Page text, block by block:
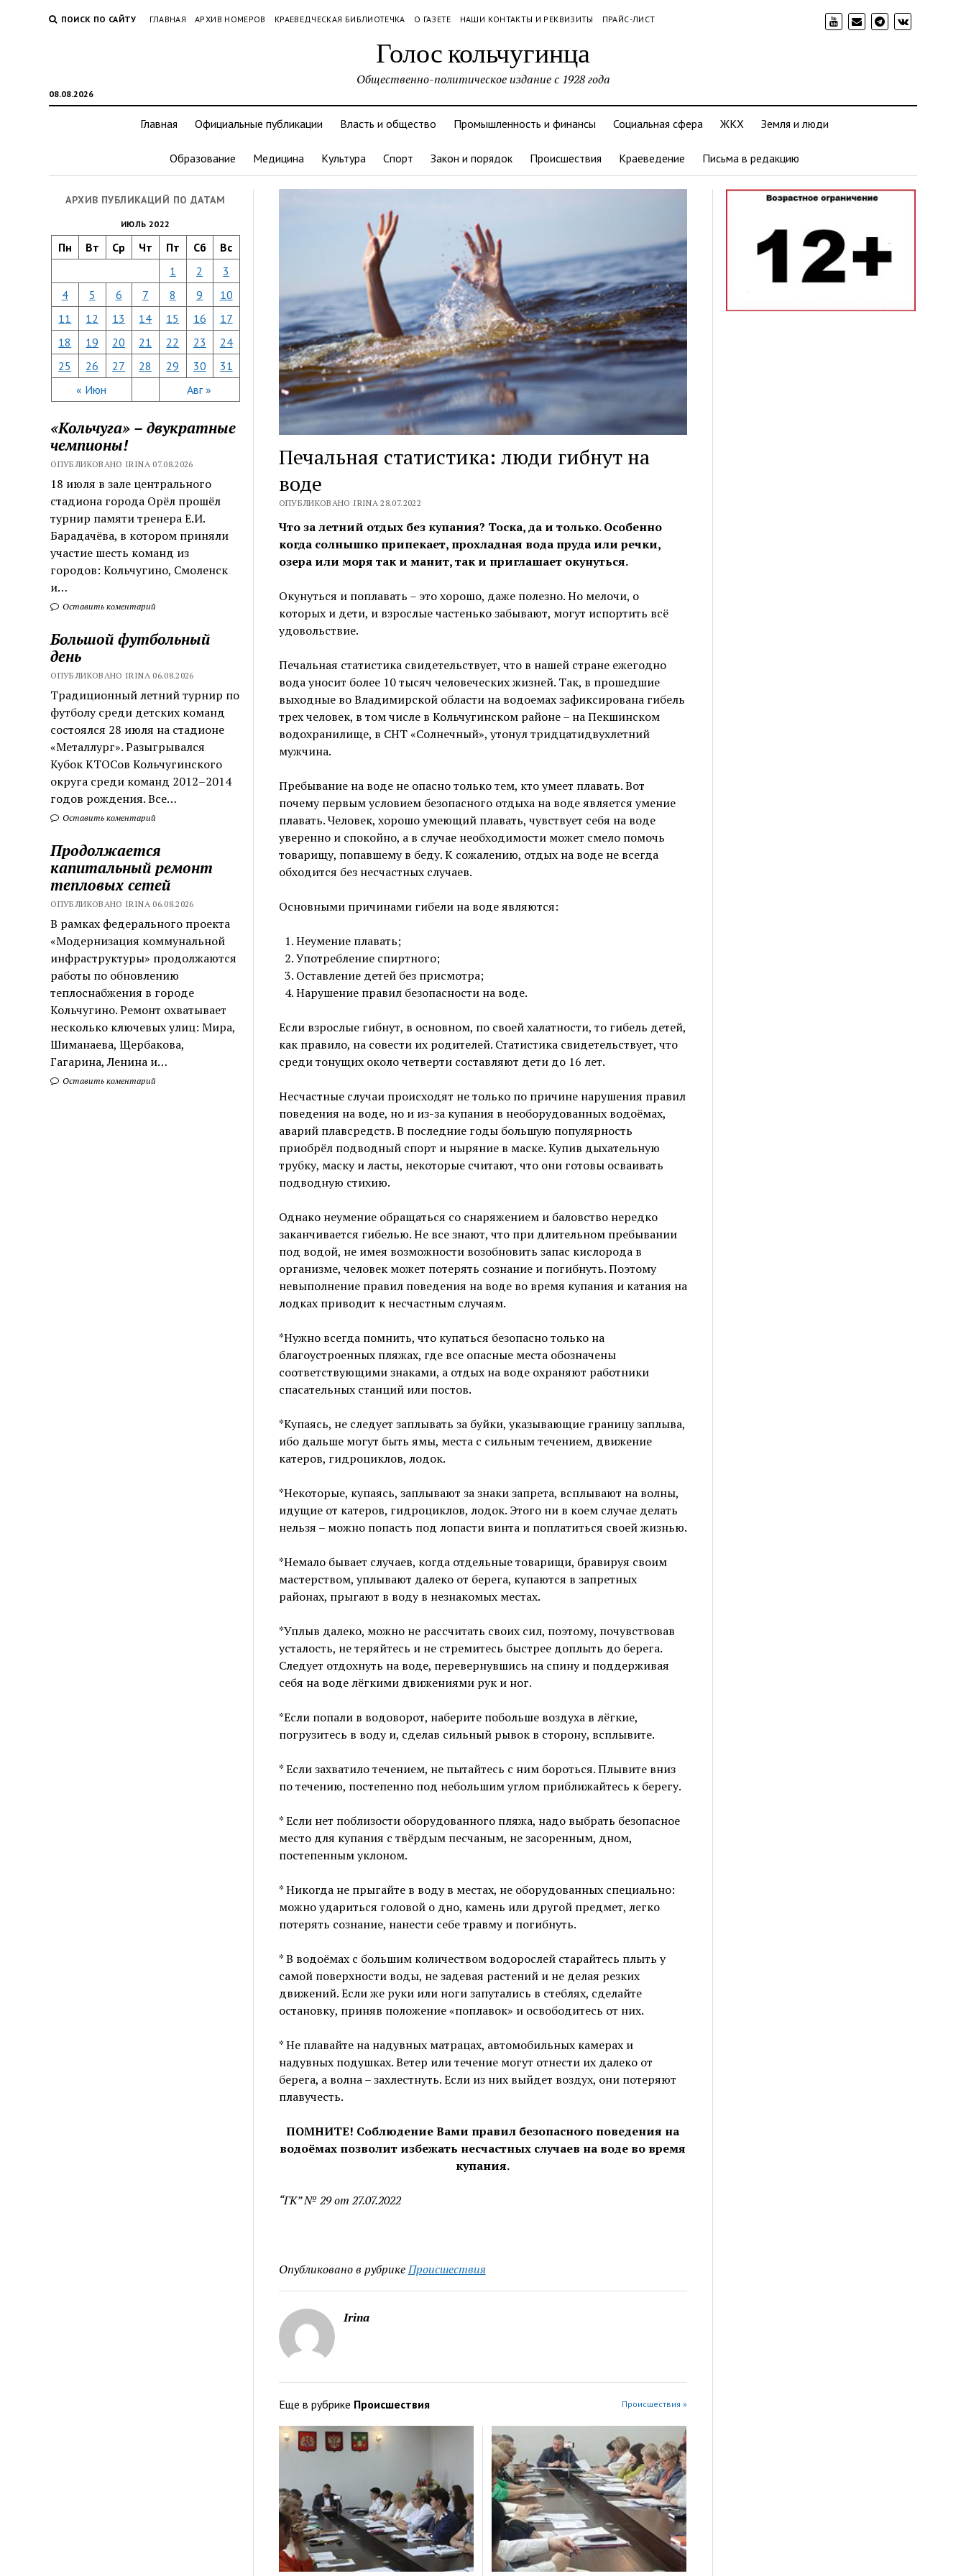
ПОИСК ПО САЙТУ ГЛАВНАЯ АРХИВ НОМЕРОВ КРАЕВЕДЧЕСКАЯ БИБЛИОТЕЧКА О ГАЗЕТЕ НАШИ КОНТАКТЫ И РЕКВИЗИТЫ ПРАЙС-ЛИСТ
Голос кольчугинца
08.08.2026
Общественно-политическое издание с 1928 года
Главная Официальные публикации Власть и общество Промышленность и финансы Социальная сфера ЖКХ Земля и люди
Образование Медицина Культура Спорт Закон и порядок Происшествия Краеведение Письма в редакцию
АРХИВ ПУБЛИКАЦИЙ ПО ДАТАМ
ИЮЛЬ 2022
Пн Вт Ср Чт Пт Сб Вс
« Июн Авг »
1 2
3
4
5 6 7 8 9
10
11
12 13 14 15 16
17
18
19 20 21 22 23
24
25
26 27 28 29 30 31
«Кольчуга» – двукратные
чемпионы!
ОПУБЛИКОВАНО IRINA 07.08.2026
18 июля в зале центрального
стадиона города Орёл прошёл
турнир памяти тренера Е.И.
Барадачёва, в котором приняли
участие шесть команд из
городов: Кольчугино, Смоленск
и…
Оставить коментарий
Большой футбольный
день
ОПУБЛИКОВАНО IRINA 06.08.2026
Традиционный летний турнир по
футболу среди детских команд
состоялся 28 июля на стадионе
«Металлург». Разыгрывался
Кубок КТОСов Кольчугинского
округа среди команд 2012–2014
годов рождения. Все…
Оставить коментарий
Продолжается
капитальный ремонт
тепловых сетей
ОПУБЛИКОВАНО IRINA 06.08.2026
В рамках федерального проекта
«Модернизация коммунальной
инфраструктуры» продолжаются
работы по обновлению
теплоснабжения в городе
Кольчугино. Ремонт охватывает
несколько ключевых улиц: Мира,
Шиманаева, Щербакова,
Гагарина, Ленина и…
Оставить коментарий
Печальная статистика: люди гибнут на
воде
ОПУБЛИКОВАНО IRINA 28.07.2022
Что за летний отдых без купания? Тоска, да и только. Особенно
когда солнышко припекает, прохладная вода пруда или речки,
озера или моря так и манит, так и приглашает окунуться.
Окунуться и поплавать – это хорошо, даже полезно. Но мелочи, о
которых и дети, и взрослые частенько забывают, мoгут испортить всё
удовольствие.
Печальная статистика свидетельствует, что в нашей стране ежегодно
вода уносит более 10 тысяч человеческих жизней. Так, в прошедшие
выходные во Владимирской области на водоемах зафиксирована гибель
трех человек, в том числе в Кольчугинском районе – на Пекшинском
водохранилище, в СНТ «Солнечный», утонул тридцатидвухлетний
мужчина.
Пребывание на воде не опасно только тем, кто умеет плавать. Вот
почему первым условием безопасного отдыха на воде является умение
плавать. Человек, хорошо умеющий плавать, чувствует себя на воде
уверенно и спокойно, а в случае необходимости может смело помочь
товарищу, попавшему в беду. К сожалению, отдых на воде не всегда
обходится без несчастных случаев.
Основными причинами гибели на воде являются:
Неумение плавать;
Употребление спиртного;
Оставление детей без присмотра;
Нарушение правил безопасности на воде.
Если взрослые гибнут, в основном, по своей халатности, то гибель детей,
как правило, на совести их родителей. Статистика свидетельствует, что
среди тонущих около четверти составляют дети до 16 лет.
Несчастные случаи происходят не только по причине нарушения правил
поведения на воде, но и из-за купания в необорудованных водоёмах,
аварий плавсредств. В последние годы большую популярность
приобрёл подводный спорт и ныряние в маске. Купив дыхательную
трубку, маску и ласты, некоторые считают, что они готовы осваивать
подводную стихию.
Однако неумение обращаться со снаряжением и баловство нередко
заканчивается гибелью. Не все знают, что при длительном пребывании
под водой, не имея возможности возобновить запас кислорода в
организме, человек может потерять сознание и погибнуть. Поэтому
невыполнение правил поведения на воде во время купания и катания на
лодках приводит к несчастным случаям.
*Нужно всегда помнить, что купаться безопасно только на
благоустроенных пляжах, где все опасные места обозначены
соответствующими знаками, а отдых на воде охраняют работники
спасательных станций или постов.
*Купаясь, не следует заплывать за буйки, указывающие границу заплыва,
ибо дальше могут быть ямы, места с сильным течением, движение
катеров, гидроциклов, лодок.
*Некоторые, купаясь, заплывают за знаки запрета, всплывают на волны,
идущие от катеров, гидроциклов, лодок. Этого ни в коем случае делать
нельзя – можно попасть под лопасти винта и поплатиться своей жизнью.
*Немало бывает случаев, когда отдельные товарищи, бравируя своим
мастерством, уплывают далеко от берега, купаются в запретных
районах, прыгают в воду в незнакомых местах.
*Уплыв далеко, можно не рассчитать своих сил, поэтому, почувствовав
усталость, не теряйтесь и не стремитесь быстрее доплыть до берега.
Следует отдохнуть на воде, перевернувшись на спину и поддерживая
себя на воде лёгкими движениями рук и ног.
*Если попали в водоворот, наберите побольше воздуха в лёгкие,
погрузитесь в воду и, сделав сильный рывок в сторону, всплывите.
* Если захватило течением, не пытайтесь с ним бороться. Плывите вниз
по течению, постепенно под небольшим углом приближайтесь к берегу.
* Если нет поблизости оборудованного пляжа, надо выбрать безопасное
место для купания с твёрдым песчаным, не засоренным, дном,
постепенным уклоном.
* Никогда не прыгайте в воду в местах, не оборудованных специально:
можно удариться головой о дно, камень или другой предмет, легко
потерять сознание, нанести себе травму и погибнуть.
* В водоёмах с большим количеством водорослей старайтесь плыть у
самой поверхности воды, не задевая растений и не делая резких
движений. Если же руки или ноги запутались в стеблях, сделайте
остановку, приняв положение «поплавок» и освободитесь от них.
* Не плавайте на надувных матрацах, автомобильных камерах и
надувных подушках. Ветер или течение могут отнести их далеко от
берега, а волна – захлестнуть. Если из них выйдет воздух, они потеряют
плавучесть.
ПОМНИТЕ! Соблюдение Вами правил безопасноrо поведения на
водоёмах позволит избежать несчастных случаев на воде во время
купания.
“ГК” № 29 от 27.07.2022
Опубликовано в рубрикеПроисшествия
Irina
Еще в рубрике Происшествия Происшествия »